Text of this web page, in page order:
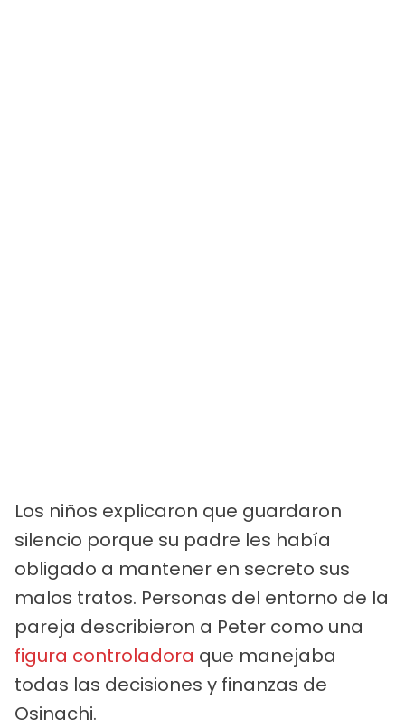
Los niños explicaron que guardaron
silencio porque su padre les había
obligado a mantener en secreto sus
malos tratos. Personas del entorno de la
pareja describieron a Peter como una
figura controladora que manejaba
todas las decisiones y finanzas de
Osinachi.